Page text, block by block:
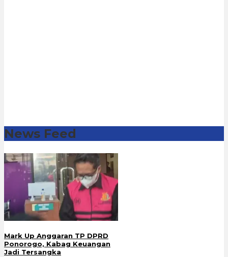
News Feed
Mark Up Anggaran TP DPRD
Ponorogo, Kabag Keuangan
Jadi Tersangka